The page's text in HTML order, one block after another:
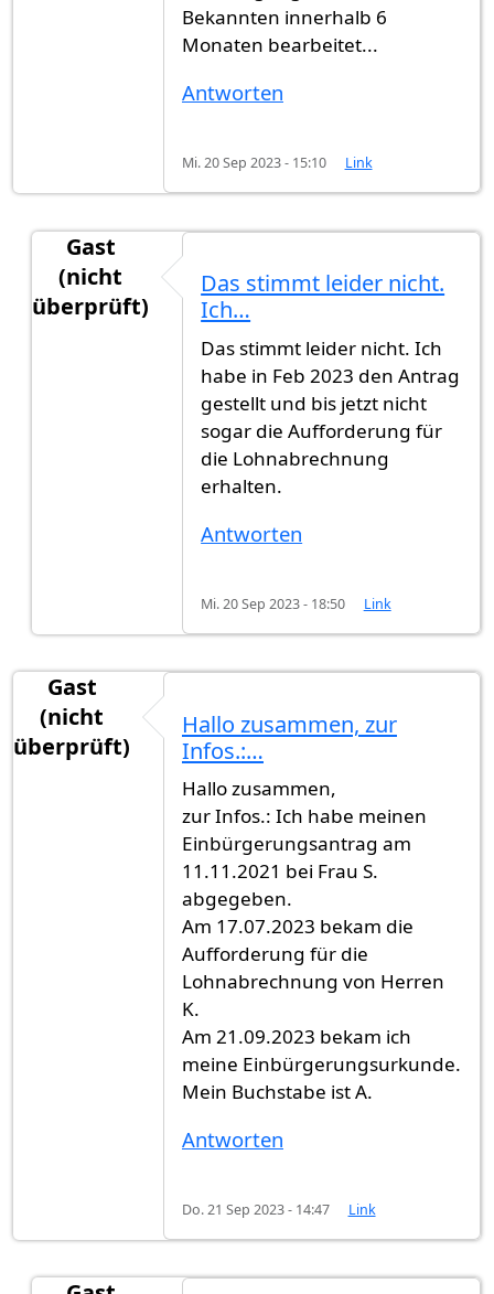
Bekannten innerhalb 6
Monaten bearbeitet...
Antworten
Mi. 20 Sep 2023 - 15:10 Link
Gast
(nicht
überprüft)
Das stimmt leider nicht.
Ich…
Das stimmt leider nicht. Ich
habe in Feb 2023 den Antrag
gestellt und bis jetzt nicht
sogar die Aufforderung für
die Lohnabrechnung
erhalten.
Antworten
Mi. 20 Sep 2023 - 18:50 Link
Gast
(nicht
überprüft)
Hallo zusammen, zur
Infos.:…
Hallo zusammen,
zur Infos.: Ich habe meinen
Einbürgerungsantrag am
11.11.2021 bei Frau S.
abgegeben.
Am 17.07.2023 bekam die
Aufforderung für die
Lohnabrechnung von Herren
K.
Am 21.09.2023 bekam ich
meine Einbürgerungsurkunde.
Mein Buchstabe ist A.
Antworten
Do. 21 Sep 2023 - 14:47 Link